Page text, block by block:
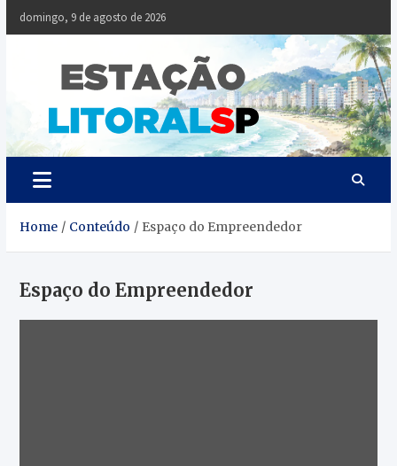
Skip
domingo, 9 de agosto de 2026
Litoral
Notícias da
Baixada Santista
Home Conteúdo Espaço do Empreendedor
Espaço do Empreendedor